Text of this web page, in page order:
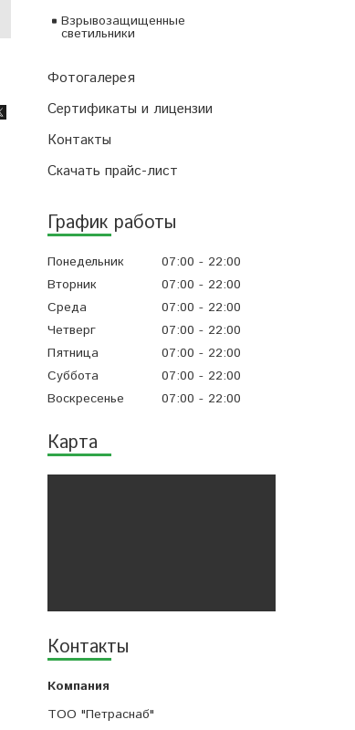
Взрывозащищенные
светильники
Фотогалерея
Сертификаты и лицензии
Контакты
Скачать прайс-лист
График работы
Понедельник 07:00
22:00
Вторник
07:00
22:00
Среда
07:00
22:00
Четверг
07:00
22:00
Пятница
07:00
22:00
Суббота
07:00
22:00
Воскресенье
07:00 22:00
Карта
Контакты
ТОО "Петраснаб"